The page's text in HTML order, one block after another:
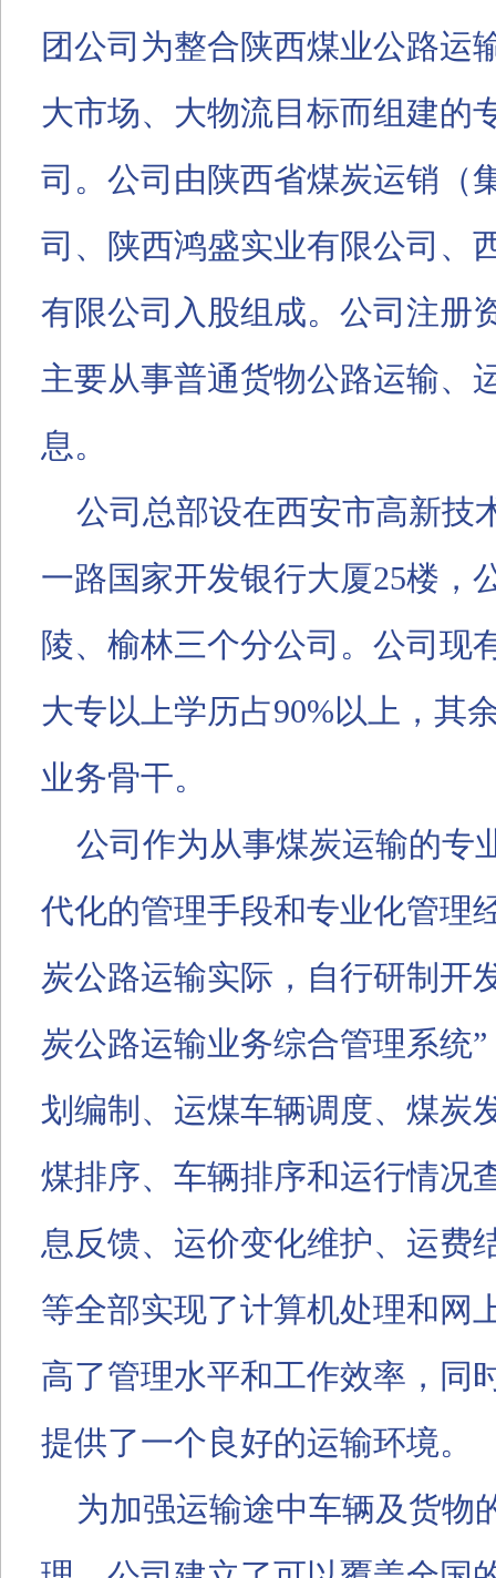
团公司为整合陕西煤业公路运
大市场、大物流目标而组建的
司。公司由陕西省煤炭运销（
司、陕西鸿盛实业有限公司、
有限公司入股组成。公司注册
主要从事普通货物公路运输、
息。
公司总部设在西安市高新技
一路国家开发银行大厦25楼，
陵、榆林三个分公司。公司现
大专以上学历占90%以上，其
业务骨干。
公司作为从事煤炭运输的专
代化的管理手段和专业化管理
炭公路运输实际，自行研制开
炭公路运输业务综合管理系统”
划编制、运煤车辆调度、煤炭
煤排序、车辆排序和运行情况
息反馈、运价变化维护、运费
等全部实现了计算机处理和网
高了管理水平和工作效率，同
提供了一个良好的运输环境。
为加强运输途中车辆及货物